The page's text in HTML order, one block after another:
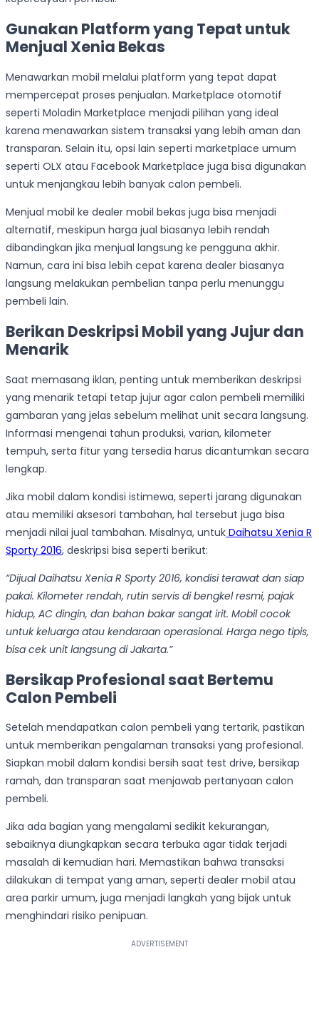
Gunakan Platform yang Tepat untuk
Menjual Xenia Bekas
Menawarkan mobil melalui platform yang tepat dapat
mempercepat proses penjualan. Marketplace otomotif
seperti Moladin Marketplace menjadi pilihan yang ideal
karena menawarkan sistem transaksi yang lebih aman dan
transparan. Selain itu, opsi lain seperti marketplace umum
seperti OLX atau Facebook Marketplace juga bisa digunakan
untuk menjangkau lebih banyak calon pembeli.
Menjual mobil ke dealer mobil bekas juga bisa menjadi
alternatif, meskipun harga jual biasanya lebih rendah
dibandingkan jika menjual langsung ke pengguna akhir.
Namun, cara ini bisa lebih cepat karena dealer biasanya
langsung melakukan pembelian tanpa perlu menunggu
pembeli lain.
Berikan Deskripsi Mobil yang Jujur dan
Menarik
Saat memasang iklan, penting untuk memberikan deskripsi
yang menarik tetapi tetap jujur agar calon pembeli memiliki
gambaran yang jelas sebelum melihat unit secara langsung.
Informasi mengenai tahun produksi, varian, kilometer
tempuh, serta fitur yang tersedia harus dicantumkan secara
lengkap.
Jika mobil dalam kondisi istimewa, seperti jarang digunakan
atau memiliki aksesori tambahan, hal tersebut juga bisa
menjadi nilai jual tambahan. Misalnya, untuk Daihatsu Xenia R
Sporty 2016, deskripsi bisa seperti berikut:
“Dijual Daihatsu Xenia R Sporty 2016, kondisi terawat dan siap
pakai. Kilometer rendah, rutin servis di bengkel resmi, pajak
hidup, AC dingin, dan bahan bakar sangat irit. Mobil cocok
untuk keluarga atau kendaraan operasional. Harga nego tipis,
bisa cek unit langsung di Jakarta.”
Bersikap Profesional saat Bertemu
Calon Pembeli
Setelah mendapatkan calon pembeli yang tertarik, pastikan
untuk memberikan pengalaman transaksi yang profesional.
Siapkan mobil dalam kondisi bersih saat test drive, bersikap
ramah, dan transparan saat menjawab pertanyaan calon
pembeli.
Jika ada bagian yang mengalami sedikit kekurangan,
sebaiknya diungkapkan secara terbuka agar tidak terjadi
masalah di kemudian hari. Memastikan bahwa transaksi
dilakukan di tempat yang aman, seperti dealer mobil atau
area parkir umum, juga menjadi langkah yang bijak untuk
menghindari risiko penipuan.